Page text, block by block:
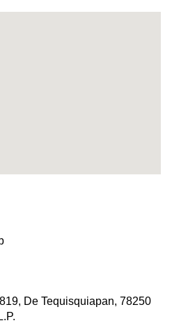
De Tequisquiapan, 78250